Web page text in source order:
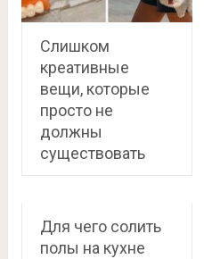
Слишком
креативные
вещи, которые
просто не
должны
существовать
Для чего солить
полы на кухне